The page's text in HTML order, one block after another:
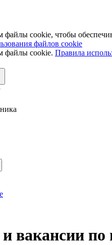
cookie, чтобы
файлов cookie
файлы cookie. Правила
вакансии